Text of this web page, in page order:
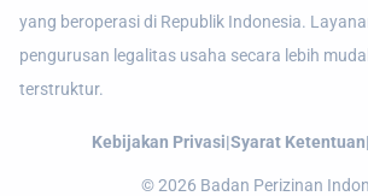
yang beroperasi di Republik Indonesia.
pengurusan legalitas usaha secara lebih
terstruktur.
Kebijakan Privasi|Syarat Ketentuan|
©2026 Badan Perizinan